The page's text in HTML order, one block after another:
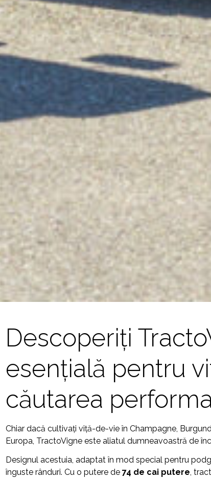
Descoperiți
esențială pentru
căutarea
Chiar dacă cultivați viță-de-vie în Champagne,
Europa, TractoVigne este aliatul dumneavoastră de
Designul acestuia, adaptat în mod special pentru
înguste rânduri. Cu o putere de 74 de cai putere,